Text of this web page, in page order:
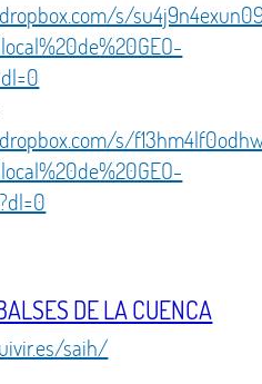
s/
s/
DE LA CUENCA
saih/